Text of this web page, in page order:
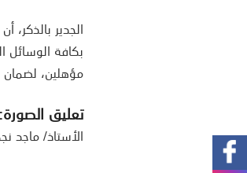
الجدير
بكافة
مؤهلين،
تعليق الصورة:
الأستاذ/ ماجد